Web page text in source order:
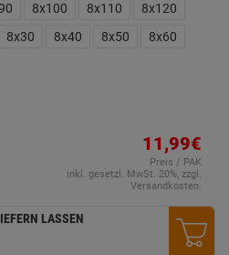
8x100 8x110
8x120
8x30 8x40 8x50
8x60
11,99€
Preis / PAK
inkl. gesetzl. MwSt. 20%, zzgl.
Versandkosten.
LASSEN